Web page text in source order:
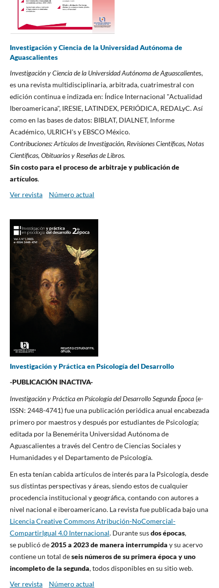
Investigación y Ciencia de la Universidad Autónoma de
Aguascalientes
Investigación y Ciencia de la Universidad Autónoma de Aguascalientes,
es una revista multidisciplinaria, arbitrada, cuatrimestral con
edición continua e indizada en: Índice Internacional "Actualidad
Iberoamericana", IRESIE, LATINDEX, PERIÓDICA, REDALyC. Así
como en las bases de datos: BIBLAT, DIALNET, Informe
Académico, ULRICH's y EBSCO México.
Contribuciones:Artículos de Investigación, Revisiones Científicas, Notas
Científicas, Obituarios y Reseñas de Libros.
Sin costo para el proceso de arbitraje y publicación de
artículos.
Ver revista
Número actual
Investigación y Práctica en Psicología del Desarrollo
-PUBLICACIÓN INACTIVA-
Investigación y Práctica en Psicología del Desarrollo Segunda Época (e-
ISSN: 2448-4741) fue una publicación periódica anual encabezada
primero por maestros y después por estudiantes de Psicología;
editada por la Benemérita Universidad Autónoma de
Aguascalientes a través del Centro de Ciencias Sociales y
Humanidades y el Departamento de Psicología.
En esta tenían cabida artículos de interés para la Psicología, desde
sus distintas perspectivas y áreas, siendo estos de cualquier
procedencia institucional y geográfica, contando con autores a
nivel nacional e iberoamericano. La revista fue publicada bajo una
Licencia Creative Commons Atribución-NoComercial-
CompartirIgual 4.0 Internacional. Durante susdos épocas,
se publicó de2015 a 2023 de manera interrumpida y su acervo
contiene un total deseis números de su primera época y uno
incompleto de la segunda, todos disponibles en su sitio web.
Ver revista
Número actual